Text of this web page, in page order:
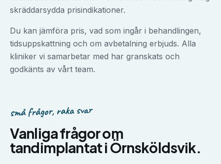
skräddarsydda prisindikationer.
Du kan jämföra pris, vad som ingår i behandlingen,
tidsuppskattning och om avbetalning erbjuds. Alla
kliniker vi samarbetar med har granskats och
godkänts av vårt team.
små frågor, raka svar
Vanliga frågor om
tandimplantati Örnsköldsvik.